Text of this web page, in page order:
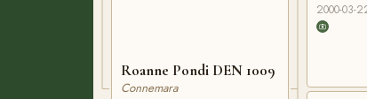
Roanne Pondi DEN 1009
Connemara
2000-03-